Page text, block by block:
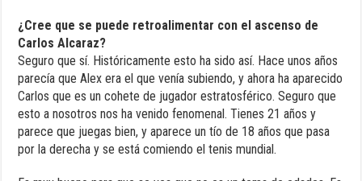
¿Cree que se puede retroalimentar con el ascenso de
Carlos Alcaraz?
Seguro que sí. Históricamente esto ha sido así. Hace unos años
parecía que Alex era el que venía subiendo, y ahora ha aparecido
Carlos que es un cohete de jugador estratosférico. Seguro que
esto a nosotros nos ha venido fenomenal. Tienes 21 años y
parece que juegas bien, y aparece un tío de 18 años que pasa
por la derecha y se está comiendo el tenis mundial.